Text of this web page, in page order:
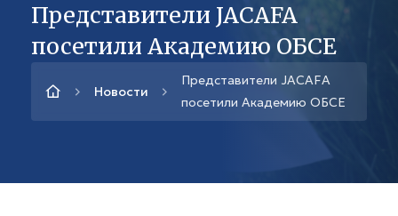
Представители JACAFA
посетили Академию ОБСЕ
Новости
Представители JACAFA
посетили Академию ОБСЕ